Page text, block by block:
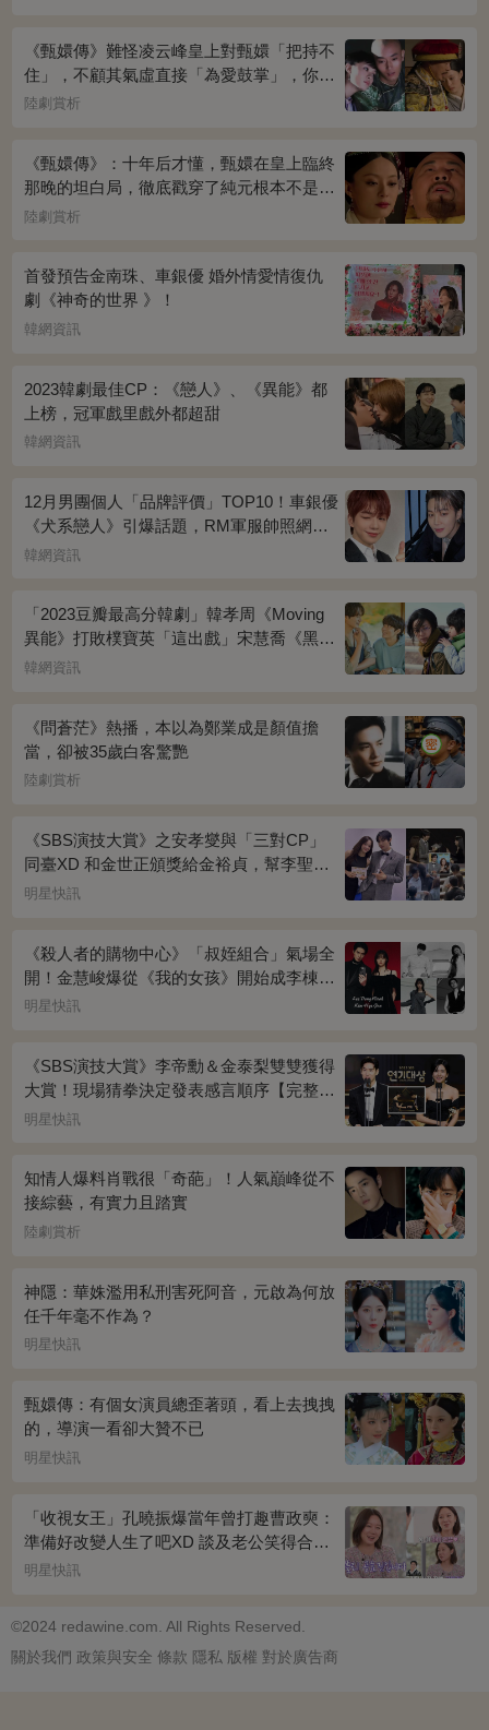
《甄嬛傳》難怪凌云峰皇上對甄嬛「把持不
住」，不顧其氣虛直接「為愛鼓掌」，你看
桌上放的啥？簡直一目了然
陸劇賞析
《甄嬛傳》：十年后才懂，甄嬛在皇上臨終
那晚的坦白局，徹底戳穿了純元根本不是被
宜修害死的真相！
陸劇賞析
首發預告金南珠、車銀優 婚外情愛情復仇
劇《神奇的世界 》！
韓網資訊
2023韓劇最佳CP：《戀人》、《異能》都
上榜，冠軍戲里戲外都超甜
韓網資訊
12月男團個人「品牌評價」TOP10！車銀優
《犬系戀人》引爆話題，RM軍服帥照網瘋
傳
韓網資訊
「2023豆瓣最高分韓劇」韓孝周《Moving
異能》打敗樸寶英「這出戲」宋慧喬《黑暗
榮耀》奪冠
韓網資訊
《問蒼茫》熱播，本以為鄭業成是顏值擔
當，卻被35歲白客驚艷
陸劇賞析
《SBS演技大賞》之安孝燮與「三對CP」
同臺XD 和金世正頒獎給金裕貞，幫李聖經
披外套超甜~
明星快訊
《殺人者的購物中心》「叔姪組合」氣場全
開！金慧峻爆從《我的女孩》開始成李棟旭
迷妹~
明星快訊
《SBS演技大賞》李帝勳＆金泰梨雙雙獲得
大賞！現場猜拳決定發表感言順序【完整得
獎名單】
明星快訊
知情人爆料肖戰很「奇葩」！人氣巔峰從不
接綜藝，有實力且踏實
陸劇賞析
神隱：華姝濫用私刑害死阿音，元啟為何放
任千年毫不作為？
明星快訊
甄嬛傳：有個女演員總歪著頭，看上去拽拽
的，導演一看卻大贊不已
明星快訊
「收視女王」孔曉振爆當年曾打趣曹政奭：
準備好改變人生了吧XD 談及老公笑得合不
攏嘴~
明星快訊
©2024 redawine.com. All Rights Reserved.
關於我們 政策與安全 條款 隱私 版權 對於廣告商